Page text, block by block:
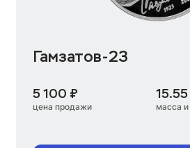
Гамзатов-23
5 100 ₽
цена продажи масса